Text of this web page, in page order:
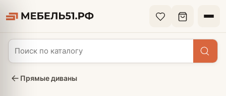
Прямые диваны